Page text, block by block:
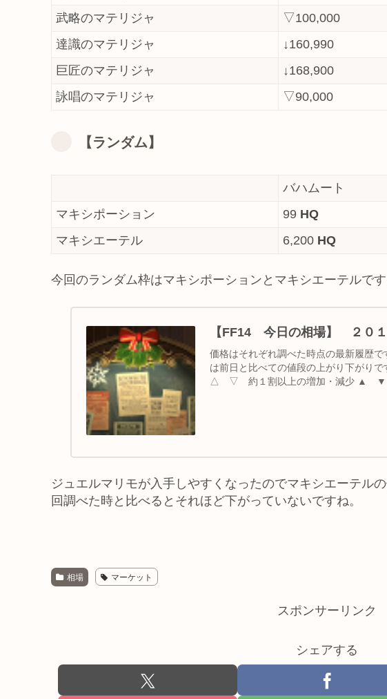
武略のマテリジャ
▽100,000
達識のマテリジャ
↓160,990
巨匠のマテリジャ
↓168,900
詠唱のマテリジャ
▽90,000
【ランダム】
バハムート
マキシポーション
99 HQ
マキシエーテル
6,200 HQ
今回のランダム枠はマキシポーションとマキシエーテルです
【FF14 今日の相場】 ２０１
価格はそれぞれ調べた時点の最新履歴
は前日と比べての値段の上がり下がり
△ ▽ 約１割以上の増加・減少 ▲ ▼
ジュエルマリモが入手しやすくなったのでマキシエーテル
回調べた時と比べるとそれほど下がっていないですね。
相場 マーケット
スポンサーリンク
シェアする